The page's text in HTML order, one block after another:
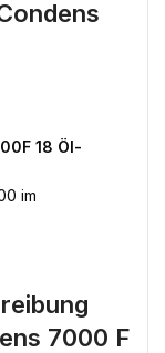
18 Öl-
im
7000 F